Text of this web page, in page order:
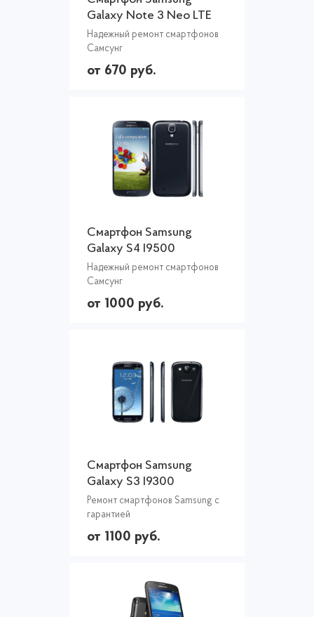
Galaxy Note 3 Neo LTE
N7505
Надежный ремонт смартфонов
Самсунг
от 670 руб.
Смартфон Samsung
Galaxy S4 I9500
Надежный ремонт смартфонов
Самсунг
от 1000 руб.
Смартфон Samsung
Galaxy S3 I9300
Ремонт смартфонов Samsung с
гарантией
от 1100 руб.